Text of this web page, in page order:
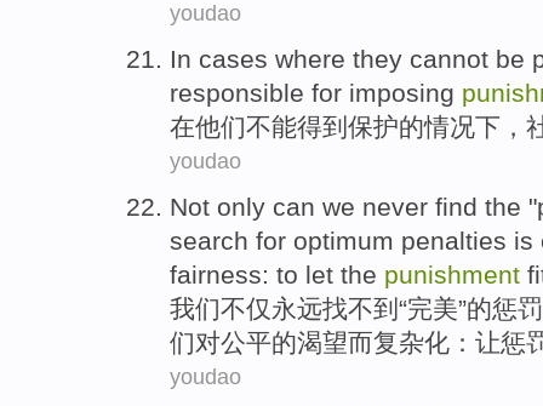
youdao
In cases where they cannot be
responsible for imposing
在他们不能得到 保护的情况下，
youdao
Not only can we never find the "
search for optimum penalties is
fairness: to let the punishment
我们不仅永远找不到 “完美”的惩罚
们对公平的渴望而复杂化 ： 让惩
youdao